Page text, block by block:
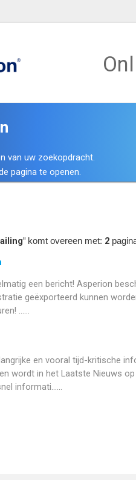
van uw zoekopdracht.
pagina te openen.
komt overeen met: 2
een bericht! Asperion
geëxporteerd kunnen
......
en vooral tijd-kritische
wordt in het Laatste Nieuws
informati......